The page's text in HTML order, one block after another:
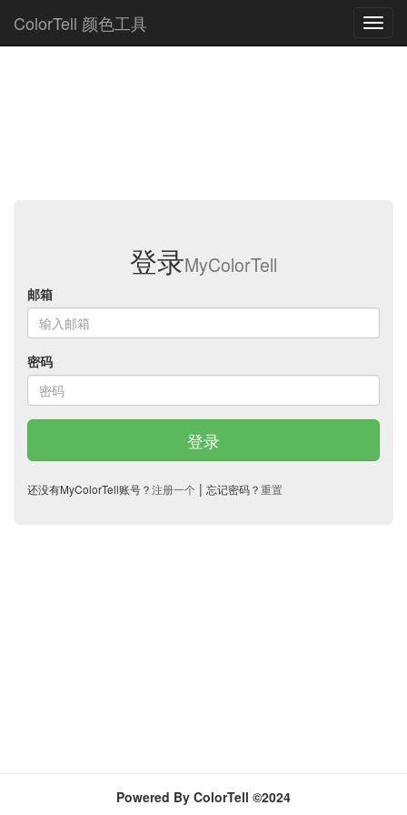
ColorTell 颜色工具
登录MyColorTell
邮箱
密码
登录
还没有MyColorTell账号？注册一个 | 忘记密码？重置
Powered By ColorTell ©2024